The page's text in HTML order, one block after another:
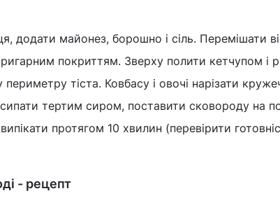
додати майонез, борошно і сіль. Перемішати
покриттям. Зверху полити кетчупом і
тіста. Ковбасу і овочі нарізати
тертим сиром, поставити сковороду на
протягом 10 хвилин (перевірити
- рецепт